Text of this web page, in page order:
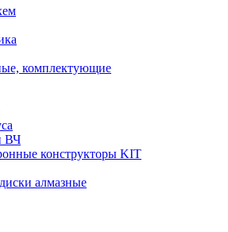
комплектующие
ВЧ
конструкторы KIT
алмазные